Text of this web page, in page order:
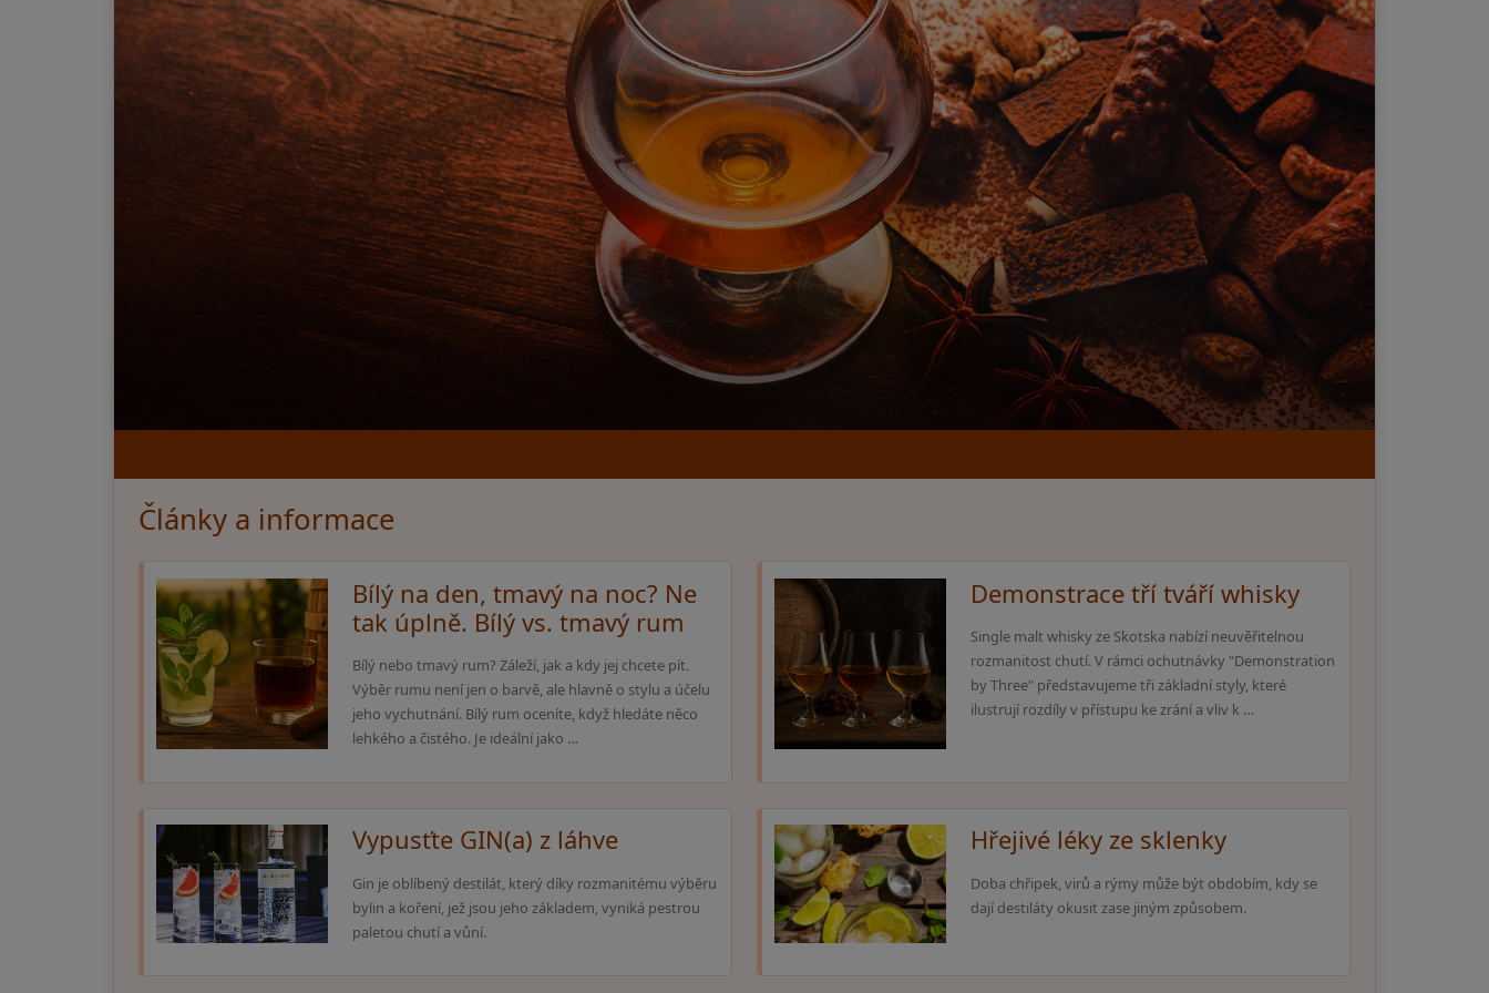
Články a informace
Bílý na den, tmavý na noc? Ne
tak úplně. Bílý vs. tmavý rum
Bílý nebo tmavý rum? Záleží, jak a kdy jej chcete pít.
Výběr rumu není jen o barvě, ale hlavně o stylu a účelu
jeho vychutnání. Bílý rum oceníte, když hledáte něco
lehkého a čistého. Je ideální jako …
Demonstrace tří tváří whisky
Single malt whisky ze Skotska nabízí neuvěřitelnou
rozmanitost chutí. V rámci ochutnávky "Demonstration
by Three" představujeme tři základní styly, které
ilustrují rozdíly v přístupu ke zrání a vliv k …
Vypusťte GIN(a) z láhve
Gin je oblíbený destilát, který díky rozmanitému výběru
bylin a koření, jež jsou jeho základem, vyniká pestrou
paletou chutí a vůní.
Hřejivé léky ze sklenky
Doba chřipek, virů a rýmy může být obdobím, kdy se
dají destiláty okusit zase jiným způsobem.